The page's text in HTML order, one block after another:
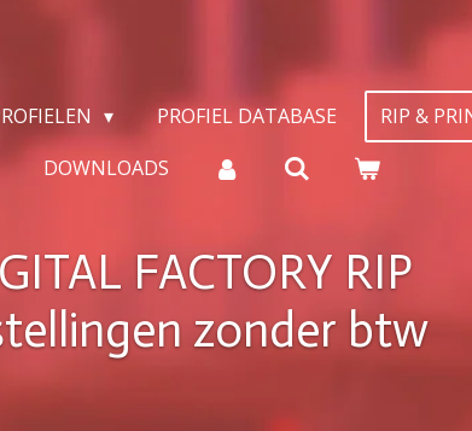
PROFIEL DATABASE RIP &
DOWNLOADS
FACTORY RIP
zonder btw